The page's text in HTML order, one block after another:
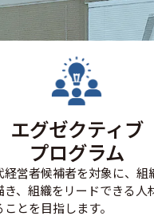
エグゼクティブ
プログラム
経営者候補者を対象に、組
き、組織をリードできる人
とを目指します。